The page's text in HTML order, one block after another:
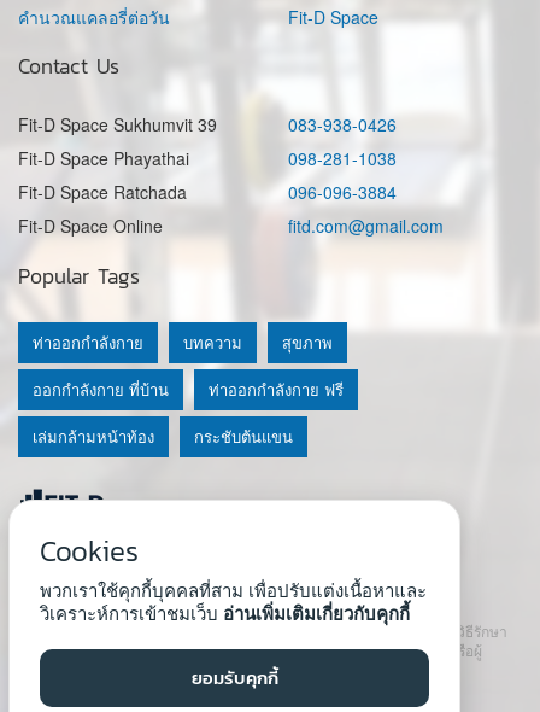
คำนวณแคลอรี่ต่อวัน
Fit-D Space
Contact Us
Fit-D Space Sukhumvit 39
083-938-0426
Fit-D Space Phayathai
098-281-1038
Fit-D Space Ratchada
096-096-3884
Fit-D Space Online
fitd.com@gmail.com
© 2020 Fit-D.com & Fit-D Finess
About Us | นโยบายความเป็นส่วนตัว|เงื่อนไขการใช้เว็บ
เนื้อหาที่ใช้ในเว็บนี้ ไม่สามารถใช้แทนคำปรึกษา คำแนะนำ วินิจฉัย หรือวิธีรักษา
โรคที่แนะนำจากผู้เชี่ยวชาญหรือแพทย์ได้ เราสนับสนุนให้ปรึกษาแพทย์หรือผู้
เชี่ยวชาญก่อนเริ่มโปรแกรมใหม่ทุกครั้ง
Developed by :
Popular Tags
ท่าออกกำลังกาย บทความ สุขภาพ
ออกกำลังกาย ที่บ้าน ท่าออกกำลังกาย ฟรี
เล่มกล้ามหน้าท้อง กระชับต้นแขน
Cookies
พวกเราใช้คุกกี้บุคคลที่สาม เพื่อปรับแต่งเนื้อหาและ
วิเคราะห์การเข้าชมเว็บ อ่านเพิ่มเติมเกี่ยวกับคุกกี้
ยอมรับคุกกี้